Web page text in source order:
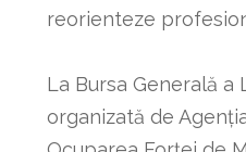
reorienteze
La Bursa Generală a
organizată de